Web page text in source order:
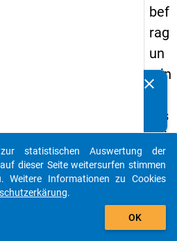
bef
rag
un
g in
uts
chl
an
d
clear
auto_stories
add_shopping_cart
statistischen Auswertung der
dieser Seite weitersurfen stimmen
Weitere Informationen zu Cookies
.
OK